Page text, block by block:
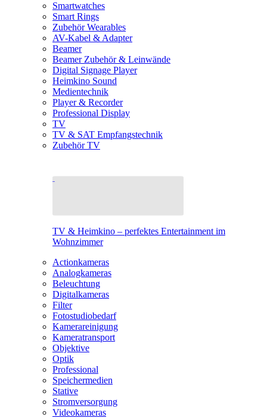
Smartwatches
Smart Rings
Zubehör Wearables
AV-Kabel & Adapter
Beamer
Beamer Zubehör & Leinwände
Digital Signage Player
Heimkino Sound
Medientechnik
Player & Recorder
Professional Display
TV
TV & SAT Empfangstechnik
Zubehör TV
TV & Heimkino – perfektes Entertainment im
Wohnzimmer
Actionkameras
Analogkameras
Beleuchtung
Digitalkameras
Filter
Fotostudiobedarf
Kamerareinigung
Kameratransport
Objektive
Optik
Professional
Speichermedien
Stative
Stromversorgung
Videokameras